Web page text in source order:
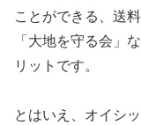
ことができる、送
「大地を守る会」
リットです。
とはいえ、オイシ